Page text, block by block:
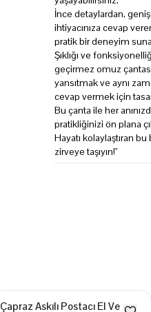
İnce detaylardan,
ihtiyacınıza cevap
pratik bir deneyim
Şıklığı ve
geçirmez omuz
yansıtmak ve aynı
cevap vermek için
Bu çanta ile her
pratikliğinizi ön plana
Hayatı kolaylaştıran bu
zirveye taşıyın!"
Çapraz Askılı Postacı El Ve